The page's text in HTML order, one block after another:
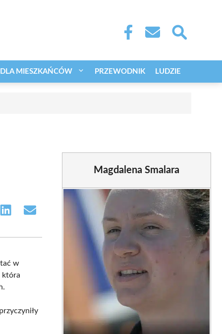
DLA MIESZKAŃCÓW PRZEWODNIK LUDZIE
Share Share
w
która
Magdalena Smalara